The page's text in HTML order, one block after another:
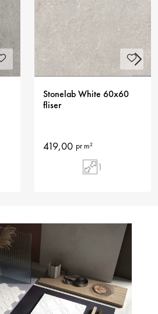
Stonelab White 60x60
fliser
419,00 pr m²
1
Next